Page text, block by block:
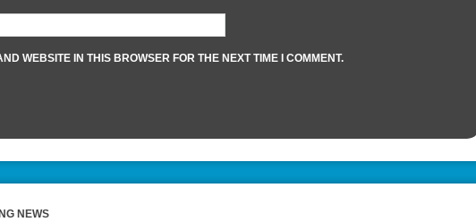
WEBSITE IN THIS BROWSER FOR THE NEXT TIME I COMMENT.
NEWS